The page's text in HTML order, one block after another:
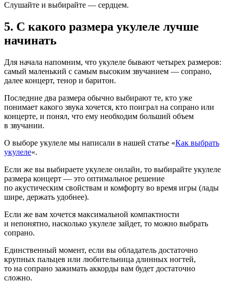
Слушайте и выбирайте — сердцем.
5. С какого размера укулеле лучше
начинать
Для начала напомним, что укулеле бывают четырех размеров:
самый маленький с самым высоким звучанием — сопрано,
далее концерт, тенор и баритон.
Последние два размера обычно выбирают те, кто уже
понимает какого звука хочется, кто поиграл на сопрано или
концерте, и понял, что ему необходим больший объем
в звучании.
О выборе укулеле мы написали в нашей статье «Как выбрать
укулеле«.
Если же вы выбираете укулеле онлайн, то выбирайте укулеле
размера концерт — это оптимальное решение
по акустическим свойствам и комфорту во время игры (лады
шире, держать удобнее).
Если же вам хочется максимальной компактности
и непонятно, насколько укулеле зайдет, то можно выбрать
сопрано.
Единственный момент, если вы обладатель достаточно
крупных пальцев или любительница длинных ногтей,
то на сопрано зажимать аккорды вам будет достаточно
сложно.